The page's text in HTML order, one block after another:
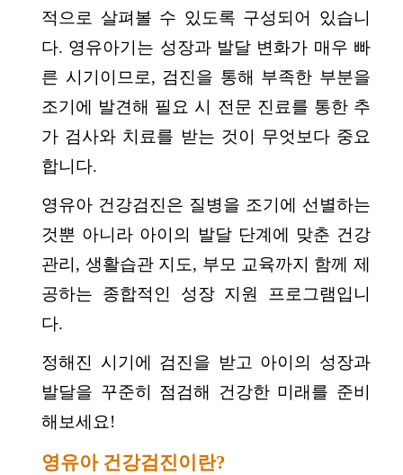
적으로 살펴볼 수 있도록 구성되어 있습니
다. 영유아기는 성장과 발달 변화가 매우 빠
른 시기이므로, 검진을 통해 부족한 부분을
조기에 발견해 필요 시 전문 진료를 통한 추
가 검사와 치료를 받는 것이 무엇보다 중요
합니다.
영유아 건강검진은 질병을 조기에 선별하는
것뿐 아니라 아이의 발달 단계에 맞춘 건강
관리, 생활습관 지도, 부모 교육까지 함께 제
공하는 종합적인 성장 지원 프로그램입니
다.
정해진 시기에 검진을 받고 아이의 성장과
발달을 꾸준히 점검해 건강한 미래를 준비
해보세요!
영유아 건강검진이란?